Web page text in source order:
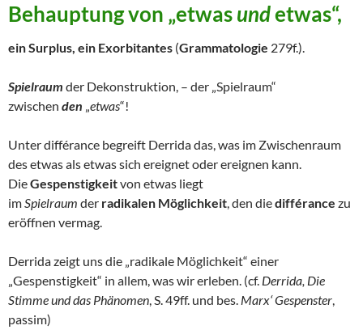
Behauptung von „etwasundetwas“,
ein Surplus, ein Exorbitantes (Grammatologie 279f.).
Spielraum der Dekonstruktion, – der „Spielraum“
zwischen den „etwas“!
Unter différance begreift Derrida das, was im Zwischenraum
des etwas als etwas sich ereignet oder ereignen kann.
DieGespenstigkeitvon etwas liegt
imSpielraum der radikalen Möglichkeit, den diedifférance zu
eröffnen vermag.
Derrida zeigt uns die „radikale Möglichkeit“ einer
„Gespenstigkeit“ in allem, was wir erleben. (cf. Derrida, Die
Stimme und das Phänomen, S. 49ff. und bes. Marx‘ Gespenster,
passim)